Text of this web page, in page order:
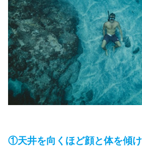
①天井を向くほど顔と体を傾け